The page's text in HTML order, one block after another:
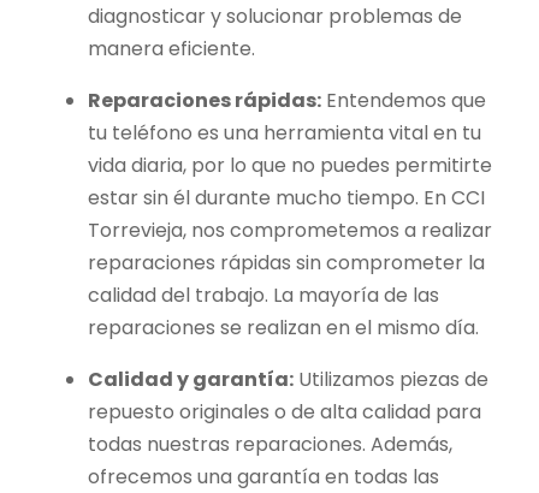
diagnosticar y solucionar problemas de
manera eficiente.
Reparaciones rápidas: Entendemos que
tu teléfono es una herramienta vital en tu
vida diaria, por lo que no puedes permitirte
estar sin él durante mucho tiempo. En CCI
Torrevieja, nos comprometemos a realizar
reparaciones rápidas sin comprometer la
calidad del trabajo. La mayoría de las
reparaciones se realizan en el mismo día.
Calidad y garantía: Utilizamos piezas de
repuesto originales o de alta calidad para
todas nuestras reparaciones. Además,
ofrecemos una garantía en todas las